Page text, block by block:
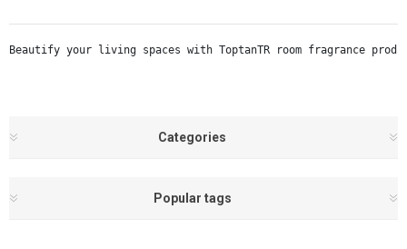
Beautify your living spaces with ToptanTR room fragrance
Categories
Popular tags